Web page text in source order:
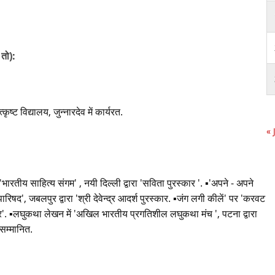
विद्यालय, जुन्नारदेव में कार्यरत.
साहित्य संगम' , नयी दिल्ली द्वारा 'सविता पुरस्कार '. ▪︎'अपने - अपने
जबलपुर द्वारा 'श्री देवेन्द्र आदर्श पुरस्कार. ▪︎जंग लगी कीलें' पर 'करवट
▪︎लघुकथा लेखन में 'अखिल भारतीय प्रगतिशील लघुकथा मंच ', पटना द्वारा
«